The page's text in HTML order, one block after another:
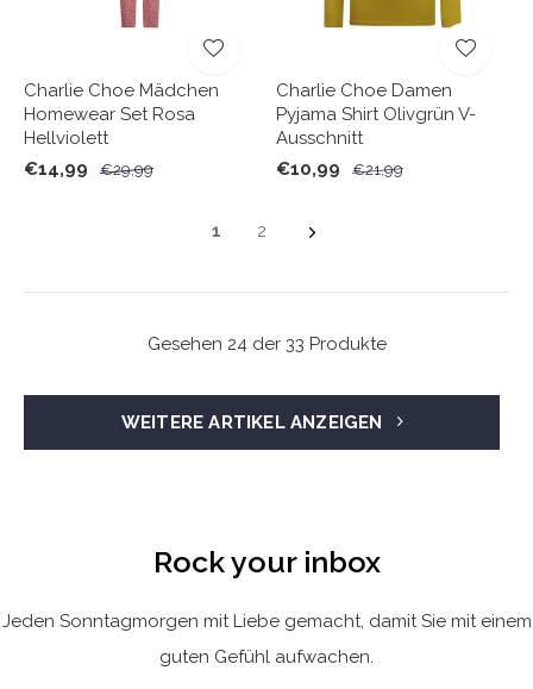
Charlie Choe Mädchen
Homewear Set Rosa
Hellviolett
€14,99
€29,99
Charlie Choe Damen
Pyjama Shirt Olivgrün V-
Ausschnitt
€10,99
€21,99
1 2
Gesehen 24 der 33 Produkte
WEITERE ARTIKEL ANZEIGEN
Rock your inbox
Jeden Sonntagmorgen mit Liebe gemacht, damit Sie mit einem
guten Gefühl aufwachen.